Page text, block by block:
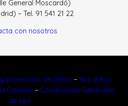
General Moscardó)
– Tel. 91 541 21 22
con nosotros
protección de datos – Sus datos
Cookies – Condiciones Generales
de uso